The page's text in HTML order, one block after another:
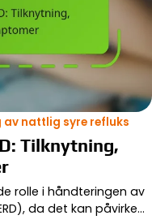
nattlig syre refluks
Tilknytning,
rolle i håndteringen av
da det kan påvirke…